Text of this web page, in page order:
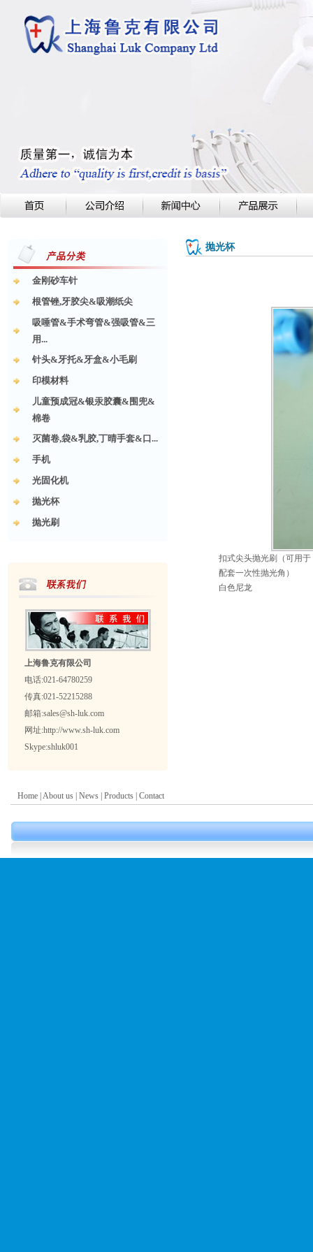
金刚砂车针
根管锉,牙胶尖&吸潮纸尖
吸唾管&手术弯管&强吸管&三
用...
针头&牙托&牙盒&小毛刷
印模材料
儿童预成冠&银汞胶囊&围兜&
棉卷
灭菌卷,袋&乳胶,丁晴手套&口...
手机
光固化机
抛光杯
抛光刷
上海鲁克有限公司
电话:021-64780259
传真:021-52215288
邮箱:sales@sh-luk.com
网址:http://www.sh-luk.com
Skype:shluk001
抛光杯
扣式尖头抛光刷（可用于
配套一次性抛光角）
白色尼龙
Home About us News Products Contact